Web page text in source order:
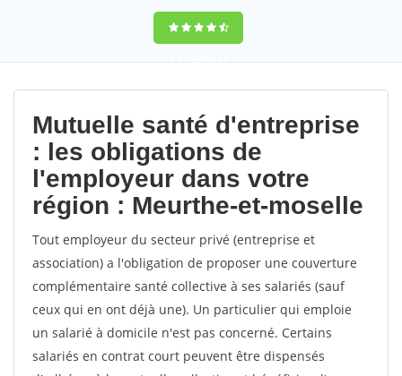
9,5(100%)44
votes
Mutuelle santé d'entreprise
: les obligations de
l'employeur dans votre
région : Meurthe-et-moselle
Tout employeur du secteur privé (entreprise et
association) a l'obligation de proposer une couverture
complémentaire santé collective à ses salariés (sauf
ceux qui en ont déjà une). Un particulier qui emploie
un salarié à domicile n'est pas concerné. Certains
salariés en contrat court peuvent être dispensés